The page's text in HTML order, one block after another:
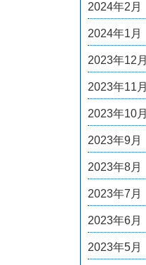
2024年2月
2024年1月
2023年12月
2023年11月
2023年10月
2023年9月
2023年8月
2023年7月
2023年6月
2023年5月